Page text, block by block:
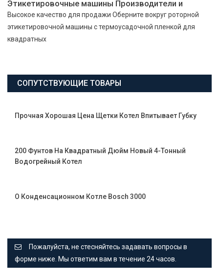
Этикетировочные машины Производители и
Высокое качество для продажи Оберните вокруг роторной
этикетировочной машины с термоусадочной пленкой для
квадратных
СОПУТСТВУЮЩИЕ ТОВАРЫ
Прочная Хорошая Цена Щетки Котел Впитывает Губку
200 Фунтов На Квадратный Дюйм Новый 4-Тонный
Водогрейный Котел
О Конденсационном Котле Bosch 3000
Пожалуйста, не стесняйтесь задавать вопросы в
форме ниже. Мы ответим вам в течение 24 часов.